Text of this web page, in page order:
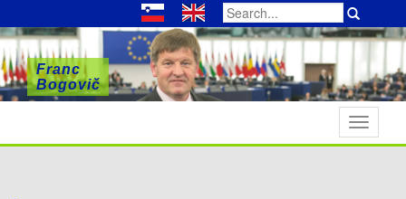
Search
for:
Franc
Bogovič
Franc
Bogovič
Franc
Bogovič
T
o